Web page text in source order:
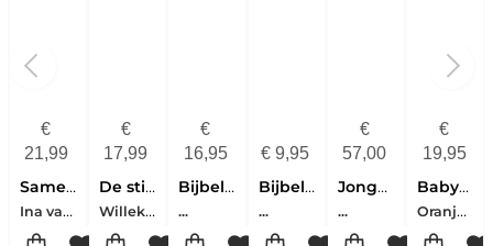
€
21,99
Samen sterk
Ina van der Beek
€
17,99
De stinkende verrassing
Willeke Brouwer
€
16,95
Bijbelverhalen Voor Peuters
...
€9,95
Bijbelbeestenboel
...
€
57,00
Jongerenbijbel Bgt
...
€
19,95
Babybijbel Deel 2
Oranje, Corien